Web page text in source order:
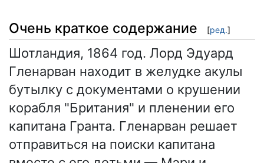
Очень краткое содержание [ред.]
Шотландия, 1864 год. Лорд Эдуард
Гленарван находит в желудке акулы
бутылку с документами о крушении
корабля "Британия" и пленении его
капитана Гранта. Гленарван решает
отправиться на поиски капитана